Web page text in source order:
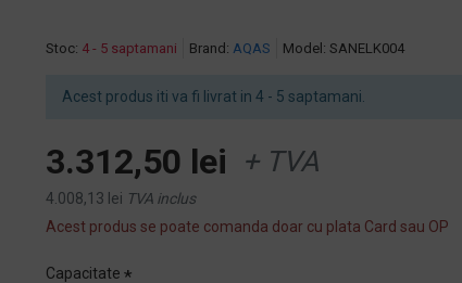
Stoc: 4 - 5 saptamani Brand: AQAS Model: SANELK004
Acest produs iti va fi livrat in 4 - 5 saptamani.
3.312,50 lei + TVA
4.008,13 lei TVA inclus
Acest produs se poate comanda doar cu plata Card sau OP
Capacitate